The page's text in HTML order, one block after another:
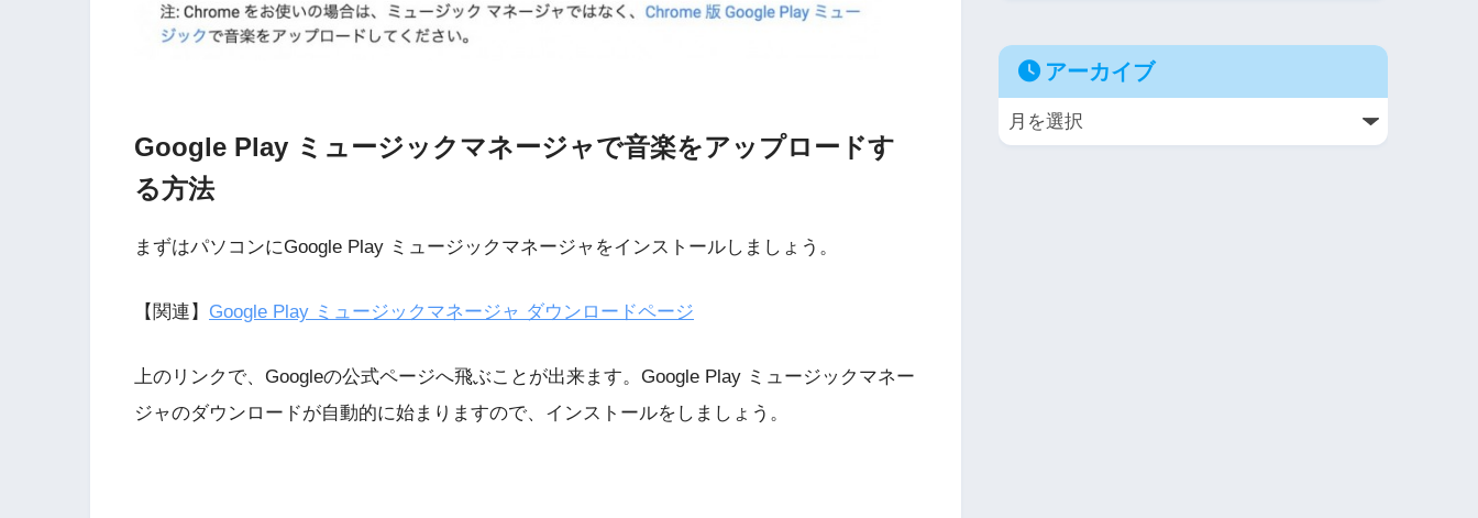
Google Play ミュージックマネージャで音楽をアップロードす
る方法
まずはパソコンにGoogle Play ミュージックマネージャをインストールしましょう。
【関連】 Google Play ミュージックマネージャ ダウンロードページ
上のリンクで、Googleの公式ページへ飛ぶことが出来ます。Google Play ミュージックマネー
ジャのダウンロードが自動的に始まりますので、インストールをしましょう。
アーカイブ